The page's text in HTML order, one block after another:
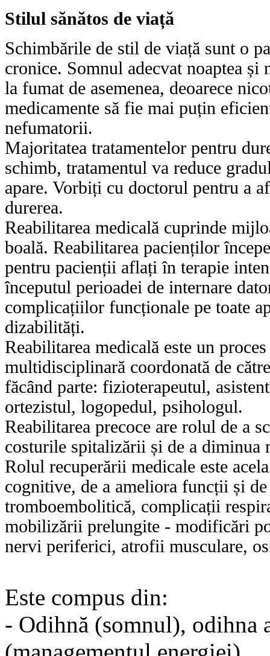
Stilul sănătos de viață
Schimbările de stil de viață sunt o
cronice. Somnul adecvat noaptea și
la fumat de asemenea, deoarece
medicamente să fie mai puțin
nefumatorii.
Majoritatea tratamentelor pentru
schimb, tratamentul va reduce
apare. Vorbiți cu doctorul pentru a
durerea.
Reabilitarea medicală cuprinde
boală. Reabilitarea pacienților
pentru pacienții aflați în terapie
începutul perioadei de internare
complicațiilor funcționale pe toate
dizabilități.
Reabilitarea medicală este un
multidisciplinară coordonată de
făcând parte: fizioterapeutul,
ortezistul, logopedul, psihologul.
Reabilitarea precoce are rolul de a
costurile spitalizării și de a diminua
Rolul recuperării medicale este
cognitive, de a ameliora funcții și
tromboembolitică, complicații
mobilizării prelungite - modificări
nervi periferici, atrofii musculare,
Este compus din:
- Odihnă (somnul), odihna